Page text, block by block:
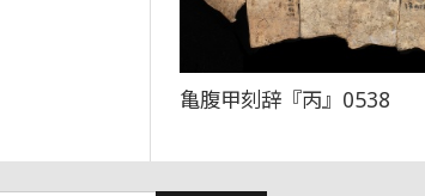
亀腹甲刻辞『丙』0538